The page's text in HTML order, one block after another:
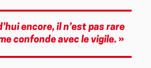
encore, il n’est pas rare
confonde avec le vigile. »